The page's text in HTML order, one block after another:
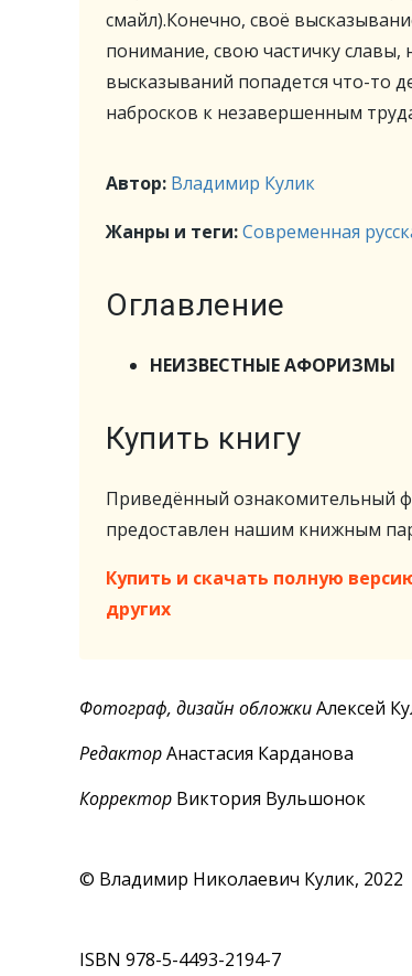
смайл).Конечно, своё
понимание, свою частичку славы,
высказываний попадется что-то
набросков к незавершенным
Автор: Владимир Кулик
Жанры и теги:Современная
Оглавление
НЕИЗВЕСТНЫЕ АФОРИЗМЫ
Купить книгу
Приведённый ознакомительный
предоставлен нашим книжным
Купить и скачать полную
других
Фотограф, дизайн обложкиАлексей
РедакторАнастасия Карданова
Корректор Виктория Вульшонок
© Владимир Николаевич Кулик, 2022
ISBN 978-5-4493-2194-7